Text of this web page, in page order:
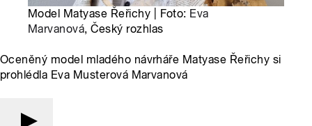
Model Matyase Řeřichy | Foto: Eva
Marvanová, Český rozhlas
Oceněný model mladého návrháře Matyase Řeřichy si
prohlédla Eva Musterová Marvanová